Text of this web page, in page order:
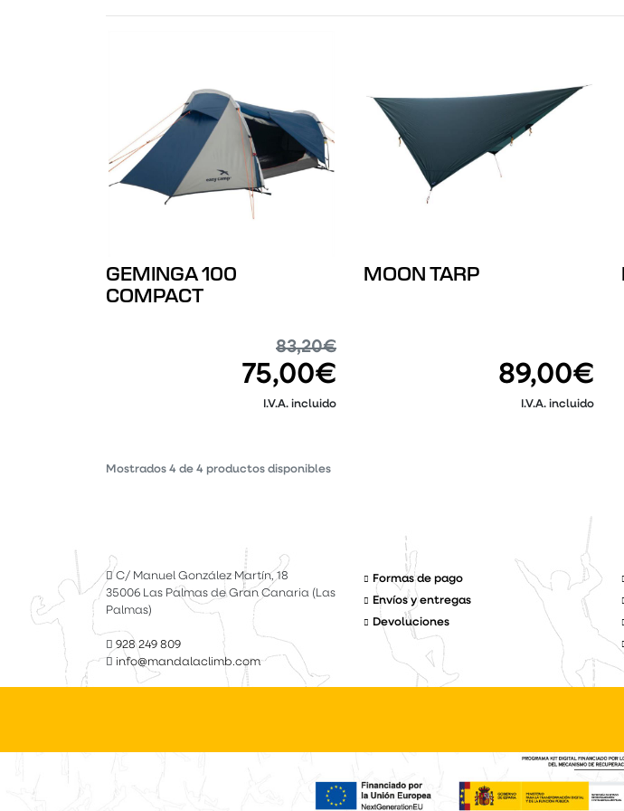
GEMINGA 100
COMPACT
83,20€
75,00€
I.V.A. incluido
MOON TARP
89,00€
I.V.A. incluido
Mostrados 4 de 4 productos disponibles
C/ Manuel González Martín, 18
35006 Las Palmas de Gran Canaria (Las
Palmas)
928 249 809
info@mandalaclimb.com
Formas de pago
Envíos y entregas
Devoluciones